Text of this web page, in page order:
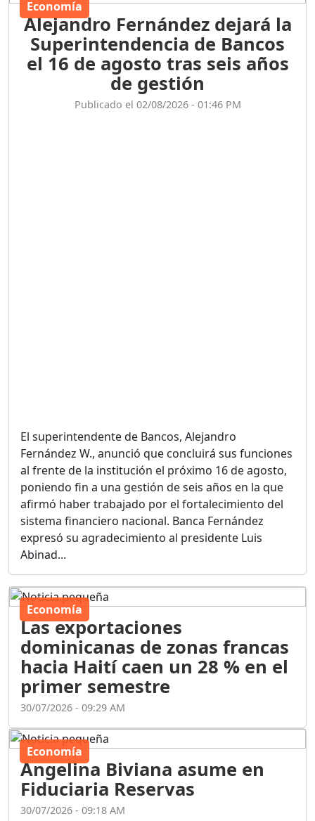
Economía
Alejandro Fernández dejará la
Superintendencia de Bancos
el 16 de agosto tras seis años
de gestión
Publicado el 02/08/2026 - 01:46 PM
El superintendente de Bancos, Alejandro
Fernández W., anunció que concluirá sus funciones
al frente de la institución el próximo 16 de agosto,
poniendo fin a una gestión de seis años en la que
afirmó haber trabajado por el fortalecimiento del
sistema financiero nacional. Banca Fernández
expresó su agradecimiento al presidente Luis
Abinad...
Economía
Las exportaciones
dominicanas de zonas francas
hacia Haití caen un 28 % en el
primer semestre
30/07/2026 - 09:29 AM
Economía
Angelina Biviana asume en
Fiduciaria Reservas
30/07/2026 - 09:18 AM